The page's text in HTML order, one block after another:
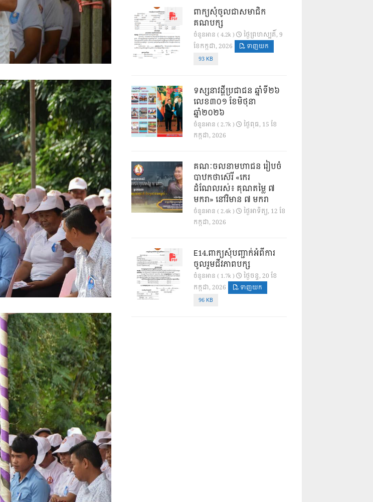
ពាក្យសុំចូលជាសមាជិក
គណបក្ស
ចំនួនអាន ( 4.2k )
ថ្ងៃ​ព្រហស្បតិ៍, 9
ខែ​កក្កដា, 2026
ទាញយក
93 KB
ទស្សនាវដ្ដីប្រជាជន ឆ្នាំទី២៦
លេខ៣០១ ខែមិថុនា
ឆ្នាំ២០២៦
ចំនួនអាន ( 2.7k )
ថ្ងៃ​ពុធ, 15 ខែ​
កក្កដា, 2026
គណៈចលនាមហាជន រៀបចំ
បាឋកថាស៊េរី «កេរ
ដំណែលរស់៖ គុណតម្លៃ ៧
មករា» នៅវិមាន ៧ មករា
ចំនួនអាន ( 2.4k )
ថ្ងៃ​អាទិត្យ, 12 ខែ​
កក្កដា, 2026
E14.ពាក្យសុំបញ្ជាក់អំពីការ
ចូលរួមជីវភាពបក្ស
ចំនួនអាន ( 1.7k )
ថ្ងៃ​ចន្ទ, 20 ខែ​
កក្កដា, 2026
ទាញយក
96 KB